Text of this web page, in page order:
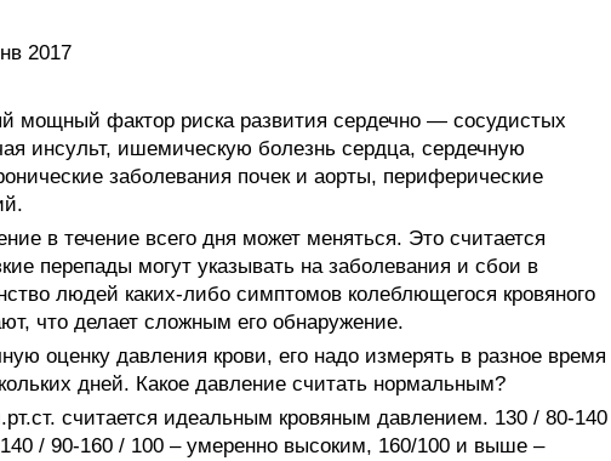
2017
мощный фактор риска развития сердечно — сосудистых
инсульт, ишемическую болезнь сердца, сердечную
заболевания почек и аорты, периферические
в течение всего дня может меняться. Это считается
перепады могут указывать на заболевания и сбои в
людей каких-либо симптомов колеблющегося кровяного
что делает сложным его обнаружение.
оценку давления крови, его надо измерять в разное время
дней. Какое давление считать нормальным?
считается идеальным кровяным давлением. 130 / 80-140
/ 90-160 / 100 – умеренно высоким, 160/100 и выше –